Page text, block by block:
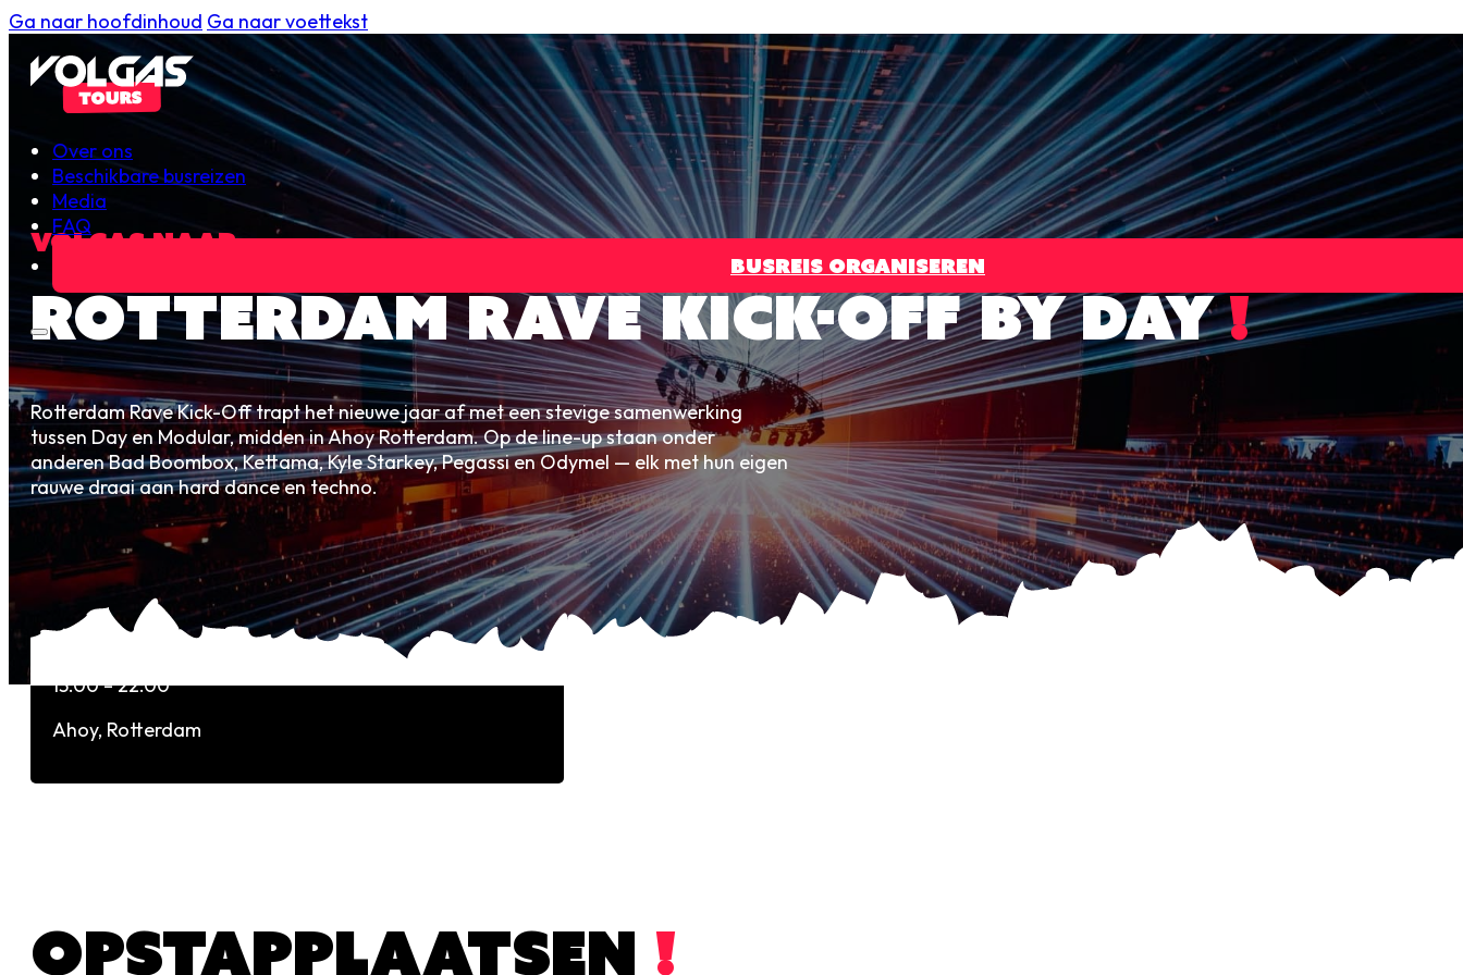
Ga naar hoofdinhoud Ga naar voettekst
Over ons
Beschikbare busreizen
Media
FAQ
BUSREIS ORGANISEREN
Volgas naar…
ROTTERDAM RAVE KICK-OFF BY DAY!
Rotterdam Rave Kick-Off trapt het nieuwe jaar af met een stevige samenwerking
tussen Day en Modular, midden in Ahoy Rotterdam. Op de line-up staan onder
anderen Bad Boombox, Kettama, Kyle Starkey, Pegassi en Odymel — elk met hun eigen
rauwe draai aan hard dance en techno.
EVENT INFO
21-02-2026
13:00 – 22:00
Ahoy, Rotterdam
OPSTAPPLAATSEN !